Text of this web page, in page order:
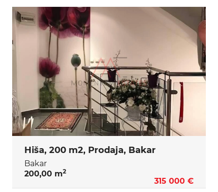
Hiša, 200 m2, Prodaja, Bakar
Bakar
200,00 m2
315 000 €